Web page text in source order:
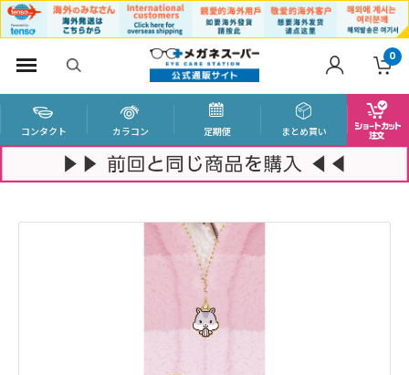
0
コンタクト カラコン 定期便 まとめ買い